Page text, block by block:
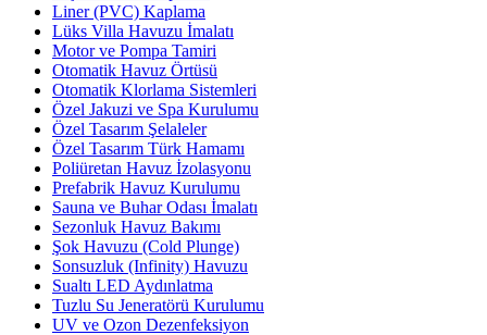
Liner (PVC) Kaplama
Lüks Villa Havuzu İmalatı
Motor ve Pompa Tamiri
Otomatik Havuz Örtüsü
Otomatik Klorlama Sistemleri
Özel Jakuzi ve Spa Kurulumu
Özel Tasarım Şelaleler
Özel Tasarım Türk Hamamı
Poliüretan Havuz İzolasyonu
Prefabrik Havuz Kurulumu
Sauna ve Buhar Odası İmalatı
Sezonluk Havuz Bakımı
Şok Havuzu (Cold Plunge)
Sonsuzluk (Infinity) Havuzu
Sualtı LED Aydınlatma
Tuzlu Su Jeneratörü Kurulumu
UV ve Ozon Dezenfeksiyon